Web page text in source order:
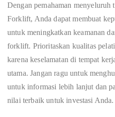
Dengan pemahaman menyeluruh
Forklift, Anda dapat membuat
untuk meningkatkan keamanan
forklift. Prioritaskan kualitas
karena keselamatan di tempat
utama. Jangan ragu untuk
untuk informasi lebih lanjut dan
nilai terbaik untuk investasi Anda.